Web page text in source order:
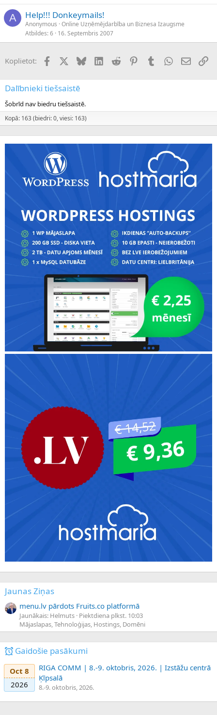
A Help!!! Donkeymails!
Anonymous Online Uzņēmējdarbība un Biznesa Izaugsme
Atbildes 6 16. Septembris 2007
Koplietot: FacebookX (Twitter)
BlueskyLinkedInReddit PinterestTumblrWhatsApp
E-pasts
Dalībnieki tiešsaistē
Šobrīd nav biedru tiešsaistē.
Kopā: 163 (biedri: 0, viesi: 163)
Jaunas Ziņas
menu.lv pārdots Fruits.co platformā
Jaunākais: Helmuts Piektdiena plkst. 10:03
Mājaslapas, Tehnoloģijas, Hostings, Domēni
Gaidošie pasākumi
Oct 8
2026
RIGA COMM | 8.-9. oktobris, 2026. | Izstāžu centrā
Ķīpsalā
8.-9. oktobris, 2026.